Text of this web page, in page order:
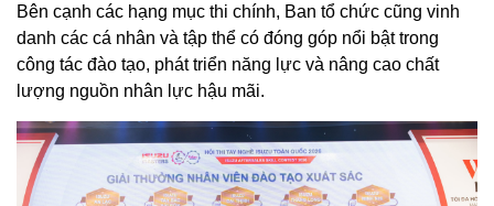
Bên cạnh các hạng mục thi chính, Ban tổ chức cũng vinh
danh các cá nhân và tập thể có đóng góp nổi bật trong
công tác đào tạo, phát triển năng lực và nâng cao chất
lượng nguồn nhân lực hậu mãi.